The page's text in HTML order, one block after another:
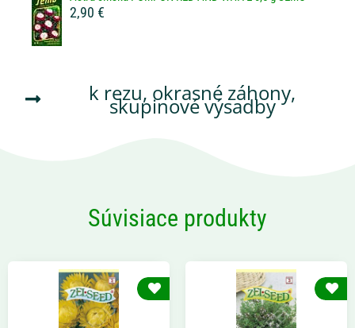
2,90 €
k rezu, okrasné záhony,
skupinové výsadby
Súvisiace produkty